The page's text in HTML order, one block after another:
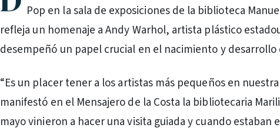
Pop en la sala de exposiciones de la biblioteca
refleja un homenaje a Andy Warhol, artista plástico
desempeñó un papel crucial en el nacimiento y
“Es un placer tener a los artistas más pequeños en
manifestó en el Mensajero de la Costa la bibliotecaria
mayo vinieron a hacer una visita guiada y cuando estaban